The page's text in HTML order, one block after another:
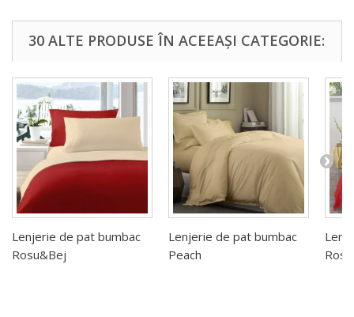
30 ALTE PRODUSE ÎN ACEEAȘI CATEGORIE:
Lenjerie de pat bumbac
Rosu&Bej
Lenjerie de pat bumbac
Peach